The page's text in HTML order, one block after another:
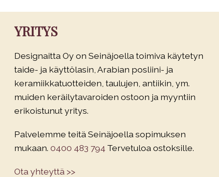
YRITYS
Designaitta Oy on Seinäjoella toimiva käytetyn
taide- ja käyttölasin, Arabian posliini- ja
keramiikkatuotteiden, taulujen, antiikin, ym.
muiden keräilytavaroiden ostoon ja myyntiin
erikoistunut yritys.
Palvelemme teitä Seinäjoella sopimuksen
mukaan. 0400 483 794 Tervetuloa ostoksille.
Ota yhteyttä >>